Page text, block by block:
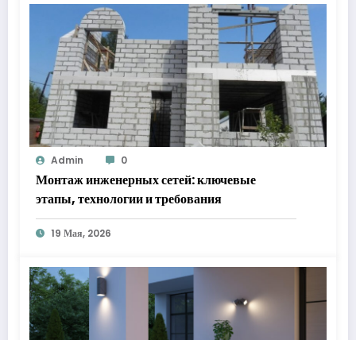
Admin 0
Монтаж инженерных сетей: ключевые
этапы, технологии и требования
19 Мая, 2026